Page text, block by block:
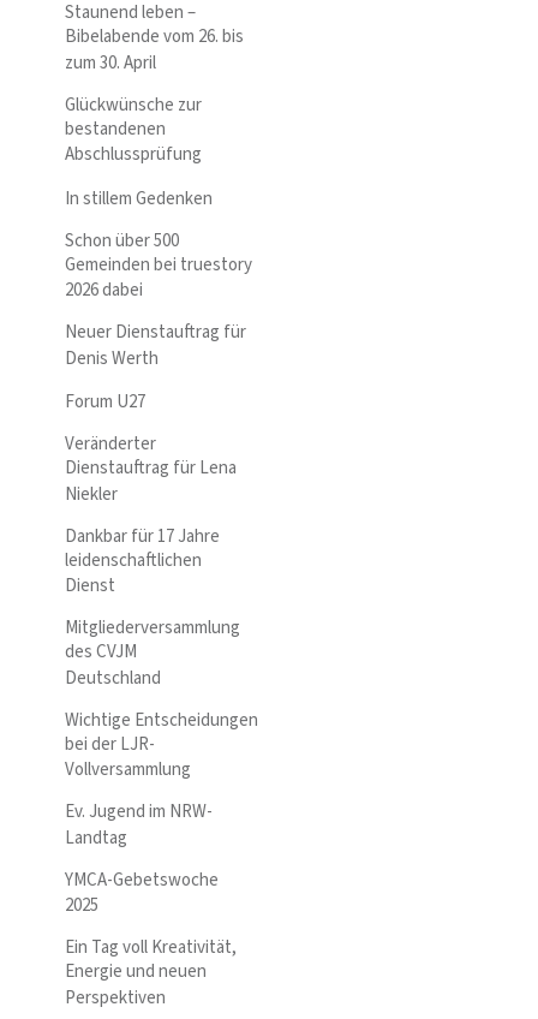
Staunend leben –
Bibelabende vom 26. bis
zum 30. April
Glückwünsche zur
bestandenen
Abschlussprüfung
In stillem Gedenken
Schon über 500
Gemeinden bei truestory
2026 dabei
Neuer Dienstauftrag für
Denis Werth
Forum U27
Veränderter
Dienstauftrag für Lena
Niekler
Dankbar für 17 Jahre
leidenschaftlichen
Dienst
Mitgliederversammlung
des CVJM
Deutschland
Wichtige Entscheidungen
bei der LJR-
Vollversammlung
Ev. Jugend im NRW-
Landtag
YMCA-Gebetswoche
2025
Ein Tag voll Kreativität,
Energie und neuen
Perspektiven